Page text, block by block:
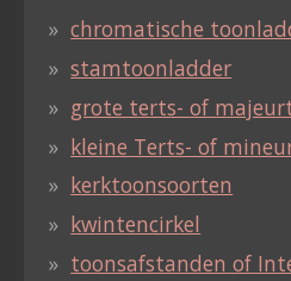
chromatische
stamtoonladder
grote terts- of
kleine Terts- of
kerktoonsoorten
kwintencirkel
toonsafstanden of